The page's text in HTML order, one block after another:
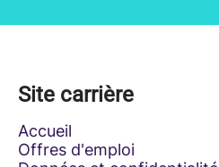
Site carrière
Accueil
Offres d'emploi